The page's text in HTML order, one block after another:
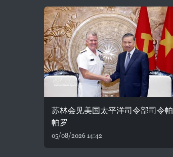
苏林会见美国太平洋司令部司令帕
帕罗
05/08/2026 14:42